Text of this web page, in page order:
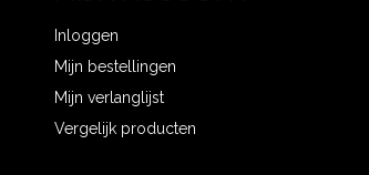
Inloggen
Mijn bestellingen
Mijn verlanglijst
Vergelijk producten